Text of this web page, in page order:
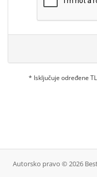
* Isključuje određene
Autorsko pravo © 2026